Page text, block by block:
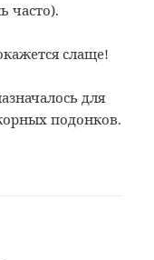
часто).
слаще!
для
подонков.